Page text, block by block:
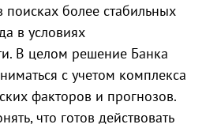
более стабильных
в условиях
В целом решение Банка
с учетом комплекса
факторов и прогнозов.
что готов действовать